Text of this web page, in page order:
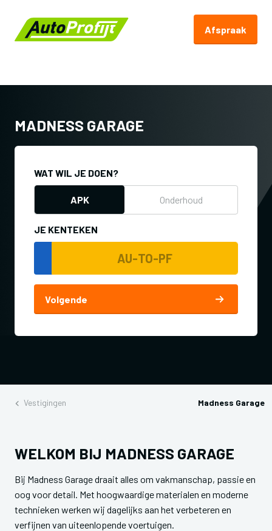
Afspraak
MADNESS GARAGE
WAT WIL JE DOEN?
APK Onderhoud
JE KENTEKEN
Volgende
Vestigingen Madness Garage
WELKOM BIJ MADNESS GARAGE
Bij Madness Garage draait alles om vakmanschap, passie en
oog voor detail. Met hoogwaardige materialen en moderne
technieken werken wij dagelijks aan het verbeteren en
verfijnen van uiteenlopende voertuigen.